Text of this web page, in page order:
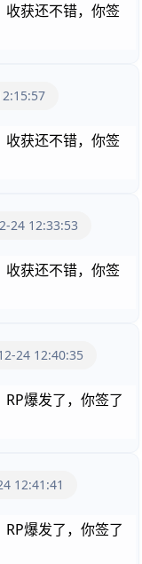
收获还不错，你签
收获还不错，你签
24 12:33:53
收获还不错，你签
24 12:40:35
爆发了，你签了
12:41:41
爆发了，你签了